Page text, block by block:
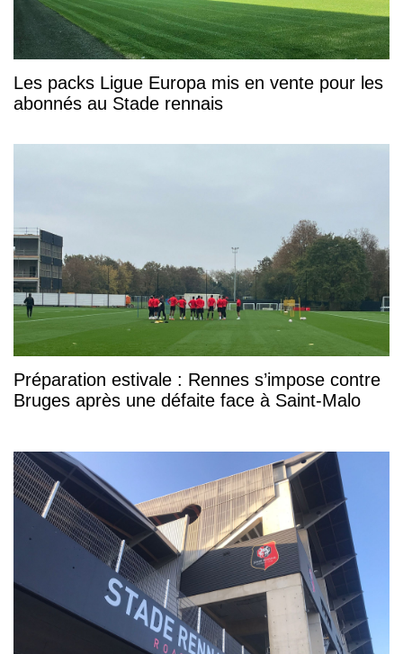
Les packs Ligue Europa mis en vente pour les
abonnés au Stade rennais
Préparation estivale : Rennes s’impose contre
Bruges après une défaite face à Saint-Malo